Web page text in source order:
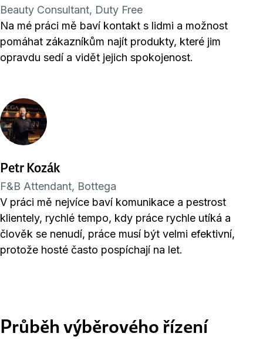
Beauty Consultant, Duty Free
Na mé práci mě baví kontakt s lidmi a možnost
pomáhat zákazníkům najít produkty, které jim
opravdu sedí a vidět jejich spokojenost.
Petr Kozák
F&B Attendant, Bottega
V práci mě nejvíce baví komunikace a pestrost
klientely, rychlé tempo, kdy práce rychle utíká a
člověk se nenudí, práce musí být velmi efektivní,
protože hosté často pospíchají na let.
Průběh výběrového řízení